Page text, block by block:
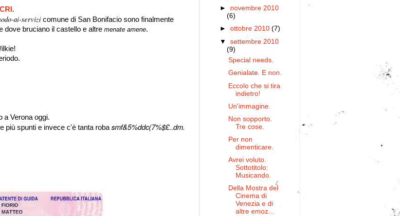
CRI .
ai-servizi comune di San Bonifacio sono finalmente
dove bruciano il castello e altre menate amene.
a Verona oggi.
più spunti e invece c'è tanta roba smf&5%ddc(7%$£..dm.
► novembre 2010
(6)
►ottobre 2010(7)
▼settembre 2010
(9)
Special needs.
Genialate. E non.
Eccolo che si tira
indietro!
Un'immagine.
Non sopporto.
Tre cose.
Per non
dimenticare.
Avrei voluto.
Sottotitolo:
Musicando.
Della Mostra del
Cinema di
Venezia e di
altre emoz...